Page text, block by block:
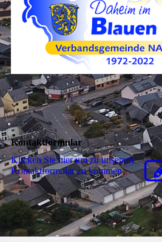
Kontaktformular
Klicken Sie hier um zu unserem
Kon­takt­for­mu­lar zu kommen